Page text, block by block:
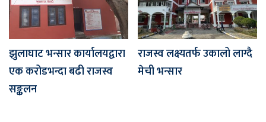
झुलाघाट भन्सार कार्यालयद्वारा
एक करोडभन्दा बढी राजस्व
सङ्कलन
राजस्व लक्ष्यतर्फ उकालो लाग्दै
मेची भन्सार